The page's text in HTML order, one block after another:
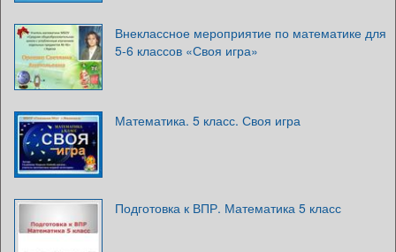
Внеклассное мероприятие по математике для
5-6 классов «Своя игра»
Математика. 5 класс. Своя игра
Подготовка к ВПР. Математика 5 класс